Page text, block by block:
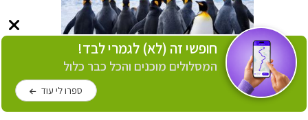
חופשי זה (לא) לגמרי לבד!
המסלולים מוכנים והכל כבר כלול
ספרו לי עוד